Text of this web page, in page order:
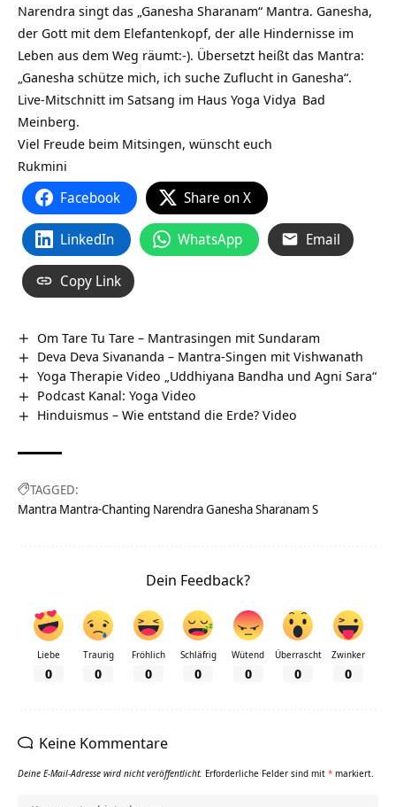
Narendra singt das „Ganesha Sharanam“ Mantra. Ganesha,
der Gott mit dem Elefantenkopf, der alle Hindernisse im
Leben aus dem Weg räumt:-). Übersetzt heißt das Mantra:
„Ganesha schütze mich, ich suche Zuflucht in Ganesha“.
Live-Mitschnitt im Satsang im Haus Yoga Vidya Bad
Meinberg.
Viel Freude beim Mitsingen, wünscht euch
Rukmini
Facebook Share on X
LinkedIn WhatsApp Email
Copy Link
Om Tare Tu Tare – Mantrasingen mit Sundaram
Deva Deva Sivananda – Mantra-Singen mit Vishwanath
Yoga Therapie Video „Uddhiyana Bandha und Agni Sara“
Podcast Kanal: Yoga Video
Hinduismus – Wie entstand die Erde? Video
TAGGED:
Mantra Mantra-Chanting Narendra Ganesha Sharanam S
Dein Feedback?
Liebe
0
Traurig
0
Fröhlich
0
Schläfrig
0
Wütend
0
Überrascht
0
Zwinker
0
Keine Kommentare
Deine E-Mail-Adresse wird nicht veröffentlicht. Erforderliche Felder sind mit * markiert.